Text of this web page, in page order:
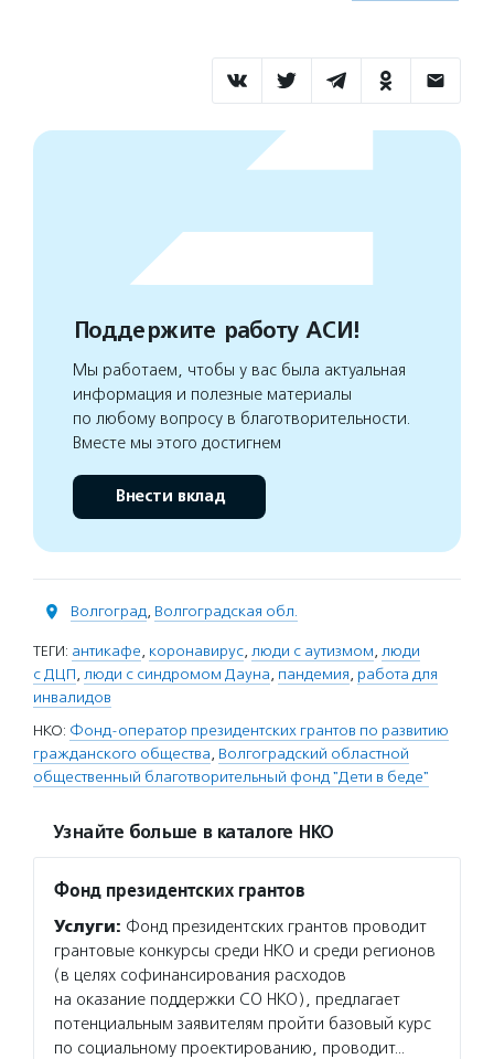
Поддержите работу АСИ!
Мы работаем, чтобы у вас была актуальная
информация и полезные материалы
по любому вопросу в благотворительности.
Вместе мы этого достигнем
Внести вклад
Волгоград, Волгоградская обл.
ТЕГИ: антикафе, коронавирус, люди с аутизмом, люди
с ДЦП, люди с синдромом Дауна, пандемия, работа для
инвалидов
НКО: Фонд-оператор президентских грантов по развитию
гражданского общества, Волгоградский областной
общественный благотворительный фонд "Дети в беде"
Узнайте больше в каталоге НКО
Фонд президентских грантов
Услуги: Фонд президентских грантов проводит
грантовые конкурсы среди НКО и среди регионов
(в целях софинансирования расходов
на оказание поддержки СО НКО), предлагает
потенциальным заявителям пройти базовый курс
по социальному проектированию, проводит…